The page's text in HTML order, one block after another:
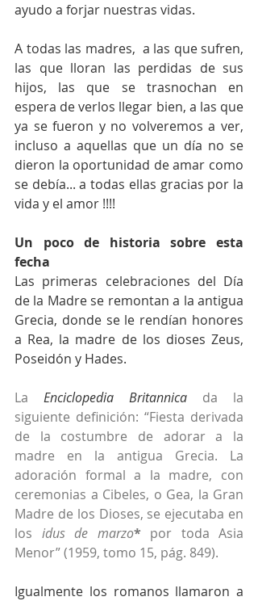
ayudo a forjar nuestras vidas.
A todas las madres,  a las que sufren,
las que lloran las perdidas de sus
hijos, las que se trasnochan en
espera de verlos llegar bien, a las que
ya se fueron y no volveremos a ver,
incluso a aquellas que un día no se
dieron la oportunidad de amar como
se debía... a todas ellas gracias por la
vida y el amor !!!!
Un poco de historia sobre esta
fecha
Las primeras celebraciones del Día
de la Madre se remontan a la antigua
Grecia, donde se le rendían honores
a Rea, la madre de los dioses Zeus,
Poseidón y Hades.
La Enciclopedia Britannica da la
siguiente definición: “Fiesta derivada
de la costumbre de adorar a la
madre en la antigua Grecia. La
adoración formal a la madre, con
ceremonias a Cibeles, o Gea, la Gran
Madre de los Dioses, se ejecutaba en
los idus de marzo* por toda Asia
Menor” (1959, tomo 15, pág. 849).
Igualmente los romanos llamaron a